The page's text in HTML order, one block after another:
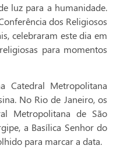
luz para a humanidade.
dos Religiosos
celebraram este dia em
para momentos
Catedral Metropolitana
No Rio de Janeiro, os
Metropolitana de São
a Basílica Senhor do
para marcar a data.